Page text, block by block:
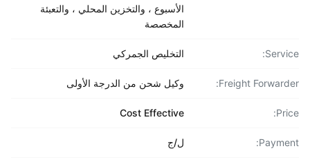
الأسبوع ، والتخزين المحلي ، والتعبئة
المخصصة
التخليص الجمركي
Freight وكيل شحن من الدرجة الأولى
Cost Effective